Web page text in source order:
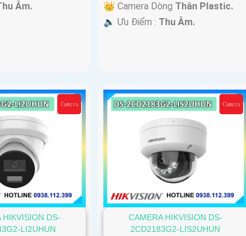
Âm.
👑 Camera Dòng Thân Plastic.
️🔈 Ưu Điểm : Thu Âm.
HIKVISION DS-
LI2UHUN
CAMERA HIKVISION DS-
2CD2183G2-LIS2UHUN